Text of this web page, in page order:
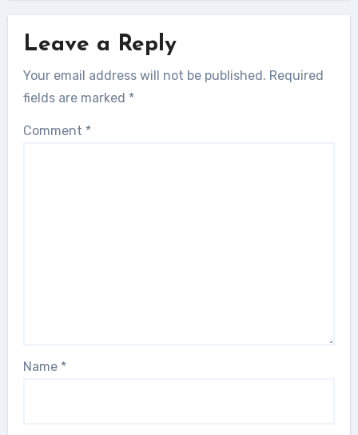
Leave a Reply
Your email address will not be published. Required
fields are marked *
Comment *
Name *